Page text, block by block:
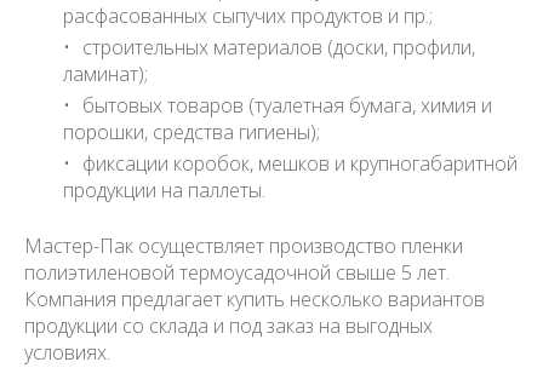
расфасованных сыпучих продуктов и пр.;
строительных материалов (доски, профили,
ламинат);
бытовых товаров (туалетная бумага, химия и
порошки, средства гигиены);
фиксации коробок, мешков и крупногабаритной
продукции на паллеты.
Мастер-Пак осуществляет производство пленки
полиэтиленовой термоусадочной свыше 5 лет.
Компания предлагает купить несколько вариантов
продукции со склада и под заказ на выгодных
условиях.